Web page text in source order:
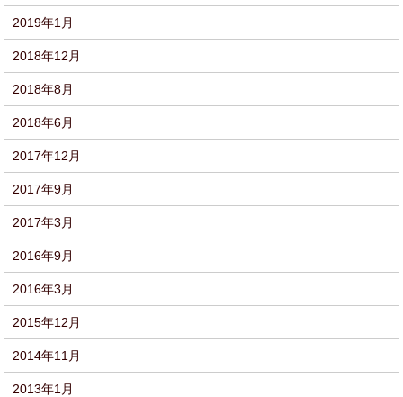
2019年1月
2018年12月
2018年8月
2018年6月
2017年12月
2017年9月
2017年3月
2016年9月
2016年3月
2015年12月
2014年11月
2013年1月